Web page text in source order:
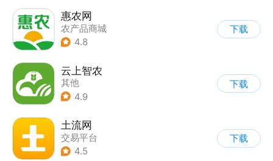
惠农网
农产品商城
4.8
下载
云上智农
其他
4.9
下载
土流网
交易平台
4.5
下载